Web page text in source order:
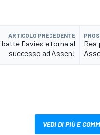
ARTICOLO PRECEDENTE
Davies e torna al
successo ad Assen!
Rea
VEDI DI PIÙ E